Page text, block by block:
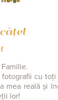
cu
reală și
lor!